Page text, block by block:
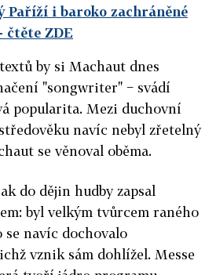
Paříží i baroko zachráněné
- čtěte ZDE
by si Machaut dnes
"songwriter" − svádí
popularita. Mezi duchovní
navíc nebyl zřetelný
se věnoval oběma.
do dějin hudby zapsal
byl velkým tvůrcem raného
navíc dochovalo
vznik sám dohlížel. Messe